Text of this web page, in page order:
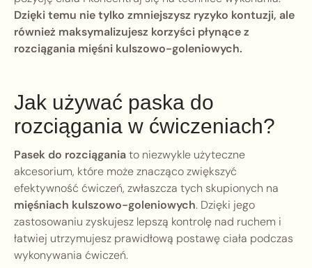
Dzięki temu nie tylko zmniejszysz ryzyko kontuzji, ale
również maksymalizujesz korzyści płynące z
rozciągania mięśni kulszowo-goleniowych.
Jak używać paska do
rozciągania w ćwiczeniach?
Pasek do rozciąganiato niezwykle użyteczne
akcesorium, które może znacząco zwiększyć
efektywność ćwiczeń, zwłaszcza tych skupionych na
mięśniach kulszowo-goleniowych. Dzięki jego
zastosowaniu zyskujesz lepszą kontrolę nad ruchem i
łatwiej utrzymujesz prawidłową postawę ciała podczas
wykonywania ćwiczeń.